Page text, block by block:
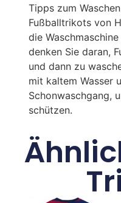
Tipps zum
Fußballtrikots von
die
denken Sie daran,
und dann zu
mit kaltem Wasser
Schonwaschgang,
schützen.